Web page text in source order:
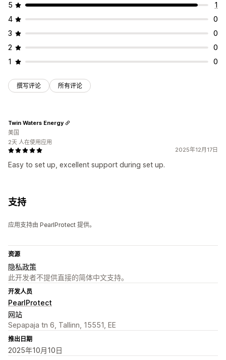
5
1
4
0
3
0
2
0
1
0
撰写评论 所有评论
2025年12月17日
Easy to set up, excellent support during set up.
Twin Waters Energy
美国
2天 人在使用应用
支持
应用支持由 PearlProtect 提供。
资源
隐私政策
此开发者不提供直接的简体中文支持。
开发人员
PearlProtect
网站
Sepapaja tn 6, Tallinn, 15551, EE
推出日期
2025年10月10日